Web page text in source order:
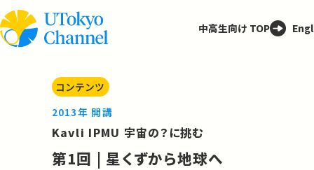
中高生向け TOP
コンテンツ
2013年 開講
Kavli IPMU 宇宙の？に挑む
第1回 | 星くずから地球へ